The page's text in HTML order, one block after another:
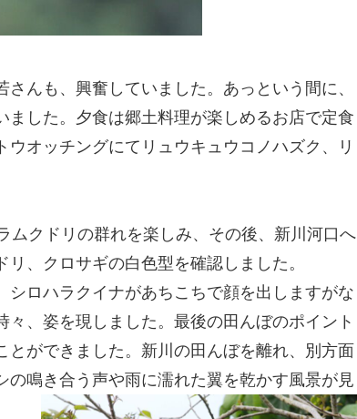
んも、興奮していました。あっという間に、
した。夕食は郷土料理が楽しめるお店で定食
オッチングにてリュウキュウコノハズク、リ
ムクドリの群れを楽しみ、その後、新川河口へ
、クロサギの白色型を確認しました。
ロハラクイナがあちこちで顔を出しますがな
、姿を現しました。最後の田んぼのポイント
ができました。新川の田んぼを離れ、別方面
鳴き合う声や雨に濡れた翼を乾かす風景が見